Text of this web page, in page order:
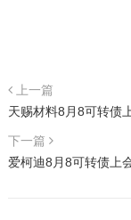
上一篇
天赐材料8月8可转债
下一篇
爱柯迪8月8可转债上